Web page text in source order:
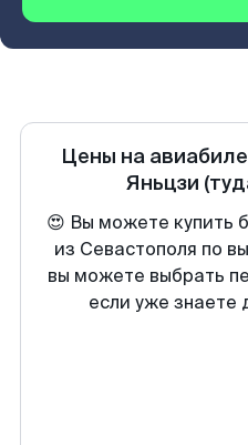
Цены на
Яньцзи
😍 Вы можете купить
из Севастополя по
вы можете выбрать
если уже знаете